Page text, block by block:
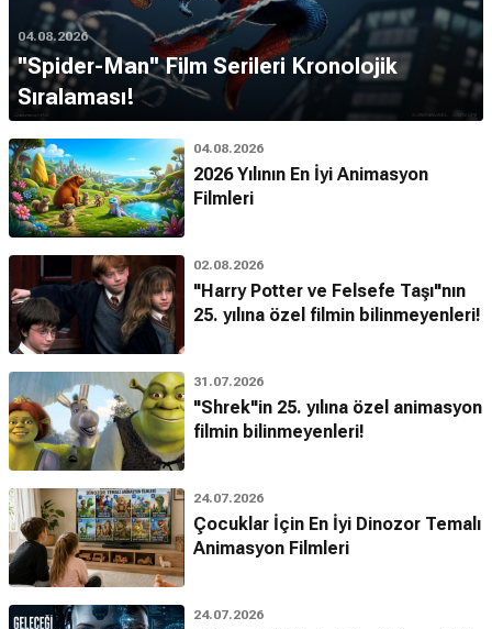
04.08.2026
''Spider-Man'' Film Serileri Kronolojik
Sıralaması!
04.08.2026
2026 Yılının En İyi Animasyon
Filmleri
02.08.2026
"Harry Potter ve Felsefe Taşı"nın
25. yılına özel filmin bilinmeyenleri!
31.07.2026
"Shrek"in 25. yılına özel animasyon
filmin bilinmeyenleri!
24.07.2026
Çocuklar İçin En İyi Dinozor Temalı
Animasyon Filmleri
24.07.2026